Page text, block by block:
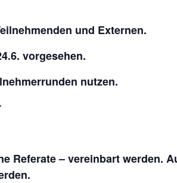
und Externen.
vorgesehen.
nutzen.
Referate – vereinbart werden.